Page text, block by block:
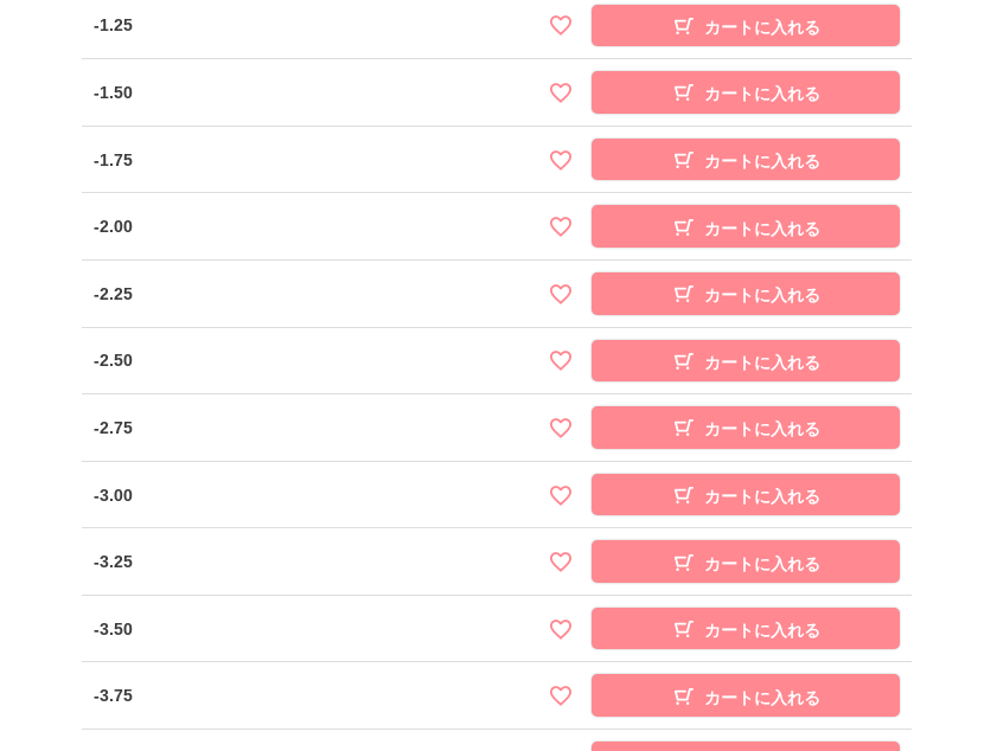
-1.25 カートに入れる
-1.50 カートに入れる
-1.75 カートに入れる
-2.00 カートに入れる
-2.25 カートに入れる
-2.50 カートに入れる
-2.75 カートに入れる
-3.00 カートに入れる
-3.25 カートに入れる
-3.50 カートに入れる
-3.75 カートに入れる